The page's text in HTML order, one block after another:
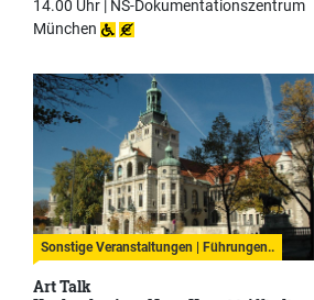
14.00 Uhr | NS-Dokumentationszentrum
München
Sonstige Veranstaltungen | Führungen..
Art Talk